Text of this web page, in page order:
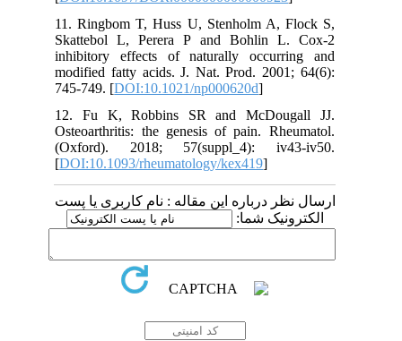
11. Ringbom T, Huss U, Stenholm A, Flock S,
Skattebol L, Perera P and Bohlin L. Cox-2
inhibitory effects of naturally occurring and
modified fatty acids. J. Nat. Prod. 2001; 64(6):
745-749. [DOI:10.1021/np000620d
12. Fu K, Robbins SR and McDougall JJ.
Osteoarthritis: the genesis of pain. Rheumatol.
(Oxford). 2018; 57(suppl_4): iv43-iv50.
[DOI:10.1093/rheumatology/kex419
ارسال نظر درباره این مقاله : نام کاربری یا پست
الکترونیک شما: